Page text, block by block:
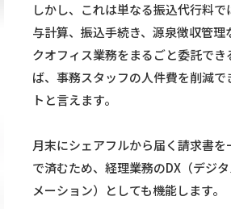
しかし、これは単なる振込代行料
与計算、振込手続き、源泉徴収管理
クオフィス業務をまるごと委託で
ば、事務スタッフの人件費を削減で
トと言えます。
月末にシェアフルから届く請求書を
で済むため、経理業務のDX（デジ
メーション）としても機能します。